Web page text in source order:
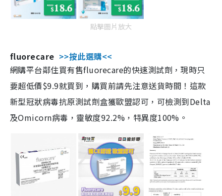
點擊圖片放大
fluorecare >>按此選購<<
網購平台鄰住買有售fluorecare的快速測試劑，現時只
要超低價$9.9就買到，購買前請先注意送貨時間！這款
新型冠狀病毒抗原測試劑盒獲歐盟認可，可檢測到Delta
及Omicorn病毒，靈敏度92.2%，特異度100%。